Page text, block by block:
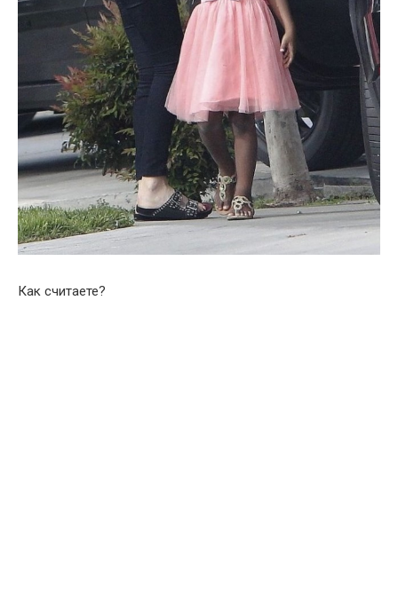
Как считаете?